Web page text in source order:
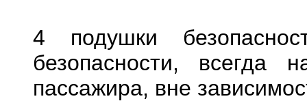
4 подушки
безопасности,
пассажира, вне